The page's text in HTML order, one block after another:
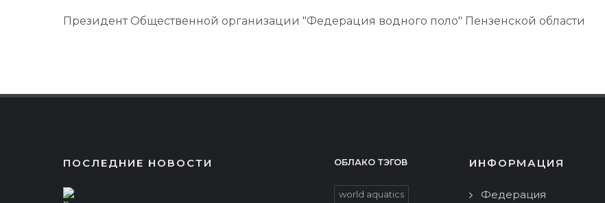
Президент Общественной организации "Федерация водного поло" Пензенской области
ПОСЛЕДНИЕ НОВОСТИ ОБЛАКО ТЭГОВ
world aquatics
ИНФОРМАЦИЯ
Федерация